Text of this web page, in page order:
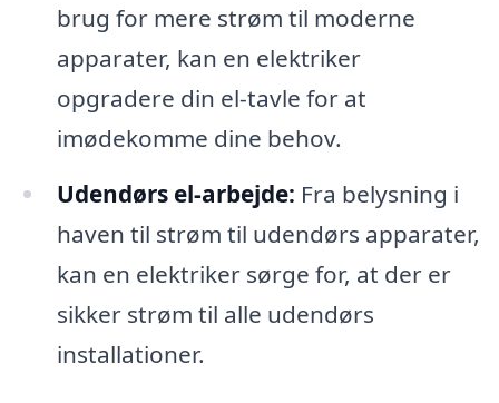
brug for mere strøm til moderne
apparater, kan en elektriker
opgradere din el-tavle for at
imødekomme dine behov.
Udendørs el-arbejde: Fra belysning i
haven til strøm til udendørs apparater,
kan en elektriker sørge for, at der er
sikker strøm til alle udendørs
installationer.